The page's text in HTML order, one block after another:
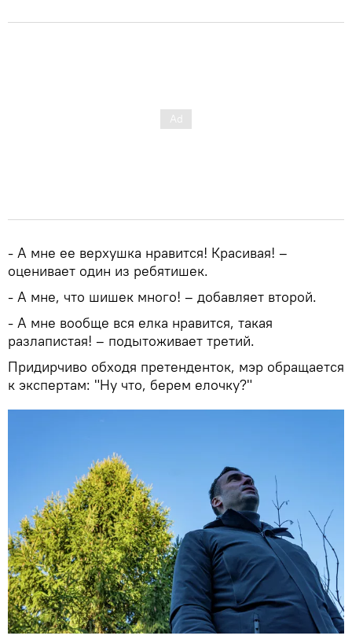
- А мне ее верхушка нравится! Красивая! –
оценивает один из ребятишек.
- А мне, что шишек много! – добавляет второй.
- А мне вообще вся елка нравится, такая
разлапистая! – подытоживает третий.
Придирчиво обходя претенденток, мэр обращается
к экспертам: "Ну что, берем елочку?"